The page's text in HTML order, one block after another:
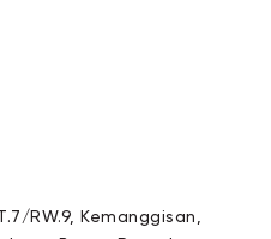
RW.9, Kemanggisan,